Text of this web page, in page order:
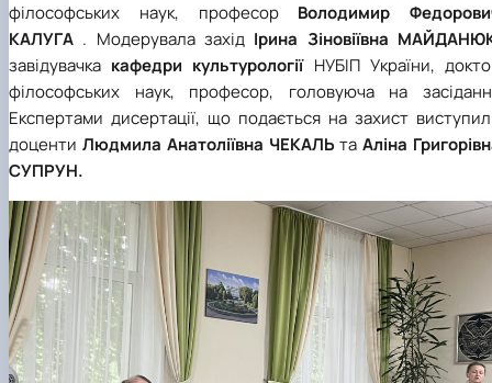
філософських наук, професор Володимир
КАЛУГА . Модерувала захід Ірина Зіновіївна
завідувачка кафедри культурологіїНУБІП України,
філософських наук, професор, головуюча на
Експертами дисертації, що подається на захист
доценти Людмила Анатоліївна ЧЕКАЛЬ таАліна
СУПРУН.